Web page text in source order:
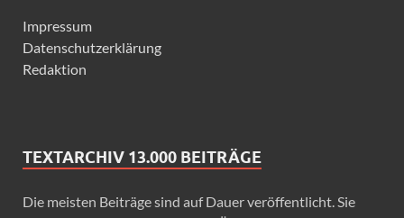
Impressum
Datenschutzerklärung
Redaktion
TEXTARCHIV 13.000 BEITRÄGE
Die meisten Beiträge sind auf Dauer veröffentlicht. Sie